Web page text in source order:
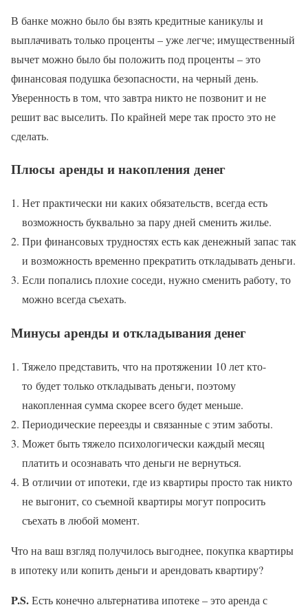
В банке можно было бы взять кредитные каникулы и
выплачивать только проценты – уже легче; имущественный
вычет можно было бы положить под проценты – это
финансовая подушка безопасности, на черный день.
Уверенность в том, что завтра никто не позвонит и не
решит вас выселить. По крайней мере так просто это не
сделать.
Плюсы аренды и накопления денег
Нет практически ни каких обязательств, всегда есть
возможность буквально за пару дней сменить жилье.
При финансовых трудностях есть как денежный запас так
и возможность временно прекратить откладывать деньги.
Если попались плохие соседи, нужно сменить работу, то
можно всегда съехать.
Минусы аренды и откладывания денег
Тяжело представить, что на протяжении 10 лет кто-
то будет только откладывать деньги, поэтому
накопленная сумма скорее всего будет меньше.
Периодические переезды и связанные с этим заботы.
Может быть тяжело психологически каждый месяц
платить и осознавать что деньги не вернуться.
В отличии от ипотеки, где из квартиры просто так никто
не выгонит, со съемной квартиры могут попросить
съехать в любой момент.
Что на ваш взгляд получилось выгоднее, покупка квартиры
в ипотеку или копить деньги и арендовать квартиру?
P.S.Есть конечно альтернатива ипотеке – это аренда с